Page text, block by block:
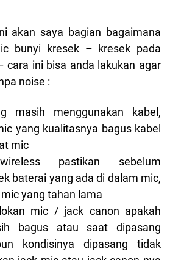
akan saya bagian bagaimana
bunyi kresek – kresek pada
cara ini bisa anda lakukan agar
noise :
masih menggunakan kabel,
yang kualitasnya bagus kabel
mic
pastikan sebelum
baterai yang ada di dalam mic,
yang tahan lama
mic / jack canon apakah
bagus atau saat dipasang
kondisinya dipasang tidak